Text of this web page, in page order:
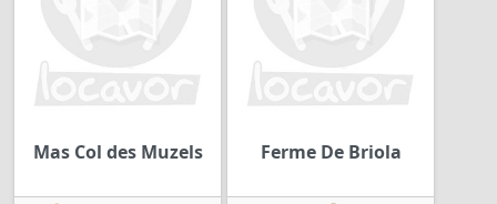
Mas Col des Muzels Ferme De Briola